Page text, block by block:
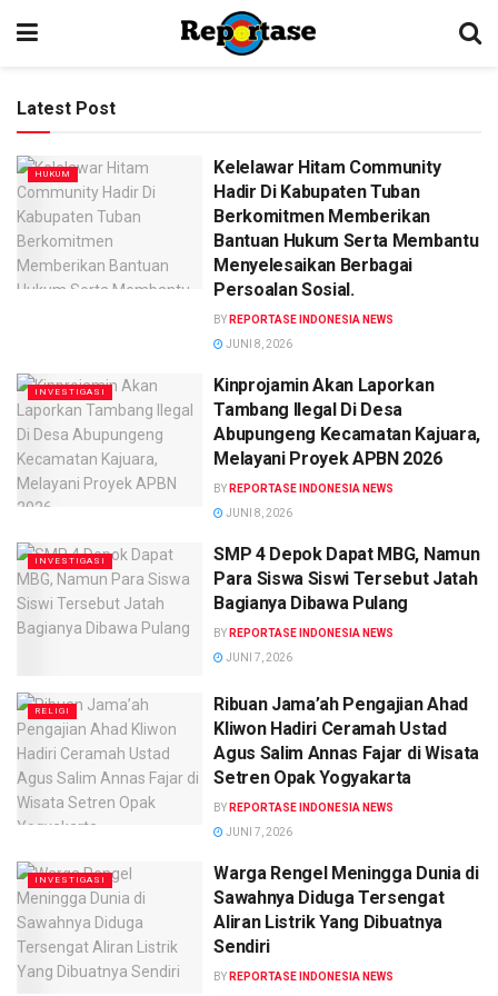
Latest Post
HUKUM
Kelelawar Hitam Community
Hadir Di Kabupaten Tuban
Berkomitmen Memberikan
Bantuan Hukum Serta Membantu
Menyelesaikan Berbagai
Persoalan Sosial.
BY REPORTASE INDONESIA NEWS
JUNI 8, 2026
INVESTIGASI
Kinprojamin Akan Laporkan
Tambang Ilegal Di Desa
Abupungeng Kecamatan Kajuara,
Melayani Proyek APBN 2026
BY REPORTASE INDONESIA NEWS
JUNI 8, 2026
INVESTIGASI
SMP 4 Depok Dapat MBG, Namun
Para Siswa Siswi Tersebut Jatah
Bagianya Dibawa Pulang
BY REPORTASE INDONESIA NEWS
JUNI 7, 2026
RELIGI
Ribuan Jama’ah Pengajian Ahad
Kliwon Hadiri Ceramah Ustad
Agus Salim Annas Fajar di Wisata
Setren Opak Yogyakarta
BY REPORTASE INDONESIA NEWS
JUNI 7, 2026
INVESTIGASI
Warga Rengel Meningga Dunia di
Sawahnya Diduga Tersengat
Aliran Listrik Yang Dibuatnya
Sendiri
BY REPORTASE INDONESIA NEWS